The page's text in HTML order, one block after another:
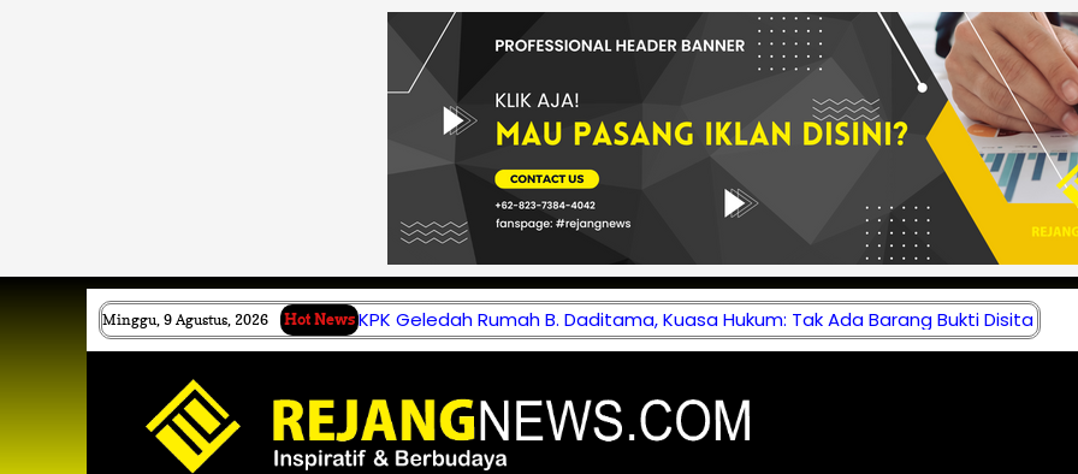
Minggu, 9 Agustus, 2026 Hot News KPK Geledah Rumah B. Daditama, Kuasa Hukum: Tak Ada Barang Bukti Disita